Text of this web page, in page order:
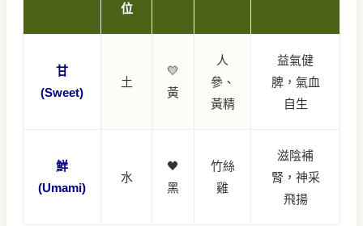
位
甘
(Sweet)
土
💛
黃
人
參、
黃精
益氣健
脾，氣血
自生
鮮
(Umami)
水
🖤
黑
竹絲
雞
滋陰補
腎，神采
飛揚